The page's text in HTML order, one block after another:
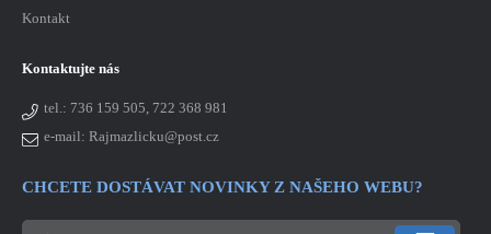
Kontakt
Kontaktujte nás
tel.: 736 159 505, 722 368 981
e-mail: Rajmazlicku@post.cz
CHCETE DOSTÁVAT NOVINKY Z NAŠEHO WEBU?